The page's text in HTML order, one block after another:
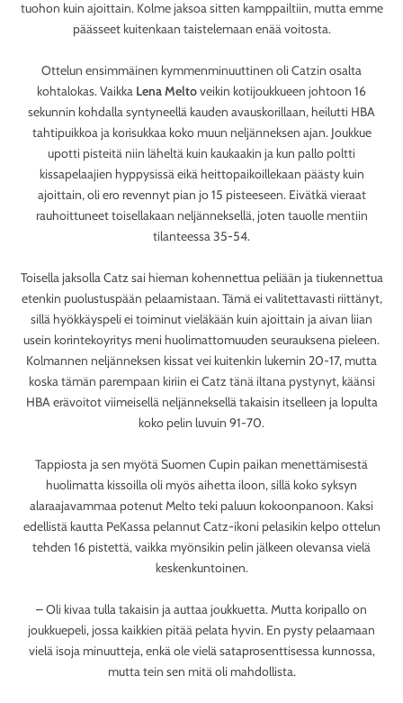
tuohon kuin ajoittain. Kolme jaksoa sitten kamppailtiin, mutta emme
päässeet kuitenkaan taistelemaan enää voitosta.
Ottelun ensimmäinen kymmenminuuttinen oli Catzin osalta
kohtalokas. Vaikka Lena Meltoveikin kotijoukkueen johtoon 16
sekunnin kohdalla syntyneellä kauden avauskorillaan, heilutti HBA
tahtipuikkoa ja korisukkaa koko muun neljänneksen ajan. Joukkue
upotti pisteitä niin läheltä kuin kaukaakin ja kun pallo poltti
kissapelaajien hyppysissä eikä heittopaikoillekaan päästy kuin
ajoittain, oli ero revennyt pian jo 15 pisteeseen. Eivätkä vieraat
rauhoittuneet toisellakaan neljänneksellä, joten tauolle mentiin
tilanteessa 35-54.
Toisella jaksolla Catz sai hieman kohennettua peliään ja tiukennettua
etenkin puolustuspään pelaamistaan. Tämä ei valitettavasti riittänyt,
sillä hyökkäyspeli ei toiminut vieläkään kuin ajoittain ja aivan liian
usein korintekoyritys meni huolimattomuuden seurauksena pieleen.
Kolmannen neljänneksen kissat vei kuitenkin lukemin 20-17, mutta
koska tämän parempaan kiriin ei Catz tänä iltana pystynyt, käänsi
HBA erävoitot viimeisellä neljänneksellä takaisin itselleen ja lopulta
koko pelin luvuin 91-70.
Tappiosta ja sen myötä Suomen Cupin paikan menettämisestä
huolimatta kissoilla oli myös aihetta iloon, sillä koko syksyn
alaraajavammaa potenut Melto teki paluun kokoonpanoon. Kaksi
edellistä kautta PeKassa pelannut Catz-ikoni pelasikin kelpo ottelun
tehden 16 pistettä, vaikka myönsikin pelin jälkeen olevansa vielä
keskenkuntoinen.
– Oli kivaa tulla takaisin ja auttaa joukkuetta. Mutta koripallo on
joukkuepeli, jossa kaikkien pitää pelata hyvin. En pysty pelaamaan
vielä isoja minuutteja, enkä ole vielä sataprosenttisessa kunnossa,
mutta tein sen mitä oli mahdollista.